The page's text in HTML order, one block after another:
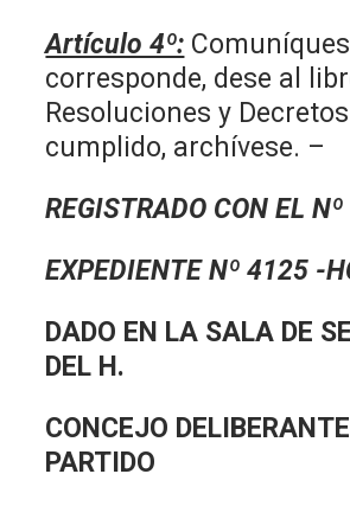
Artículo 4º:
corresponde, dese al
Resoluciones y
cumplido, archívese. –
REGISTRADO CON EL
EXPEDIENTE Nº 4125 -
DADO EN LA SALA DE
DEL H.
CONCEJO
PARTIDO